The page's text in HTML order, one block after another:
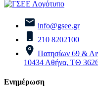
info@gsee.gr
210 8202100
Πατησίων 69 &
10434 Αθήνα, ΤΘ
Ενημέρωση